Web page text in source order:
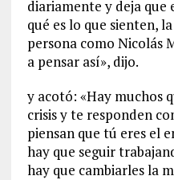
diariamente y deja que
qué es lo que sienten,
persona como Nicolás
a pensar así», dijo.
y acotó: «Hay muchos
crisis y te responden
piensan que tú eres el
hay que seguir
hay que cambiarles la